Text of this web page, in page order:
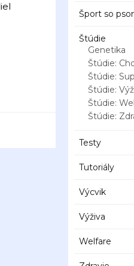
Šport so
Štúdie
Genetika
Štúdie:
Štúdie:
Štúdie:
Štúdie:
Štúdie:
Testy
Tutoriály
Výcvik
Výživa
Welfare